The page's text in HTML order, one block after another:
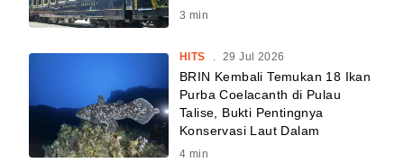
3 min
HITS 29 Jul 2026
BRIN Kembali Temukan 18 Ikan
Purba Coelacanth di Pulau
Talise, Bukti Pentingnya
Konservasi Laut Dalam
4 min